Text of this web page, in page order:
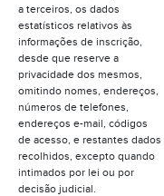
a terceiros, os dados
estatísticos relativos às
informações de inscrição,
desde que reserve a
privacidade dos mesmos,
omitindo nomes, endereços,
números de telefones,
endereços e-mail, códigos
de acesso, e restantes dados
recolhidos, excepto quando
intimados por lei ou por
decisão judicial.